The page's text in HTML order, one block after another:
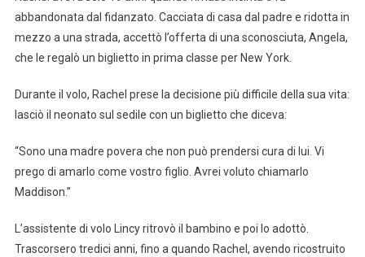
abbandonata dal fidanzato. Cacciata di casa dal padre e ridotta in
mezzo a una strada, accettò l’offerta di una sconosciuta, Angela,
che le regalò un biglietto in prima classe per New York.
Durante il volo, Rachel prese la decisione più difficile della sua vita:
lasciò il neonato sul sedile con un biglietto che diceva:
“Sono una madre povera che non può prendersi cura di lui. Vi
prego di amarlo come vostro figlio. Avrei voluto chiamarlo
Maddison.”
L’assistente di volo Lincy ritrovò il bambino e poi lo adottò.
Trascorsero tredici anni, fino a quando Rachel, avendo ricostruito